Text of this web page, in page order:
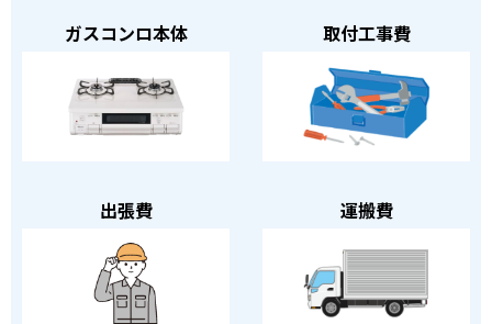
ガスコンロ本体 取付工事費
出張費 運搬費